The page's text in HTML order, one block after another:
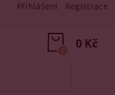
Přihlášení Registrace
0 Kč
0